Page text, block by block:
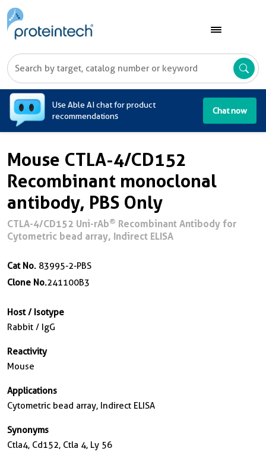
Use Able AI chat for product
recommendations
Chat now
Mouse CTLA-4/CD152
Recombinant monoclonal
antibody, PBS Only
CTLA-4/CD152 Uni-rAb® Recombinant Antibody for
Cytometric bead array, Indirect ELISA
Cat No. 83995-2-PBS
Clone No.241100B3
Host / Isotype
Rabbit / IgG
Reactivity
Mouse
Applications
Cytometric bead array, Indirect ELISA
Synonyms
Ctla4, Cd152, Ctla 4, Ly 56